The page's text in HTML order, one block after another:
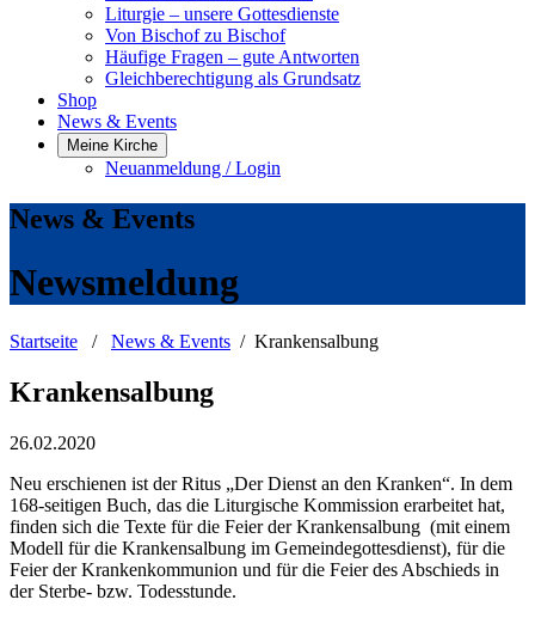
Liturgie – unsere Gottesdienste
Von Bischof zu Bischof
Häufige Fragen – gute Antworten
Gleichberechtigung als Grundsatz
Shop
News & Events
Meine Kirche
Neuanmeldung / Login
News & Events
Newsmeldung
Startseite / News & Events / Krankensalbung
Krankensalbung
26.02.2020
Neu erschienen ist der Ritus „Der Dienst an den Kranken“. In dem
168-seitigen Buch, das die Liturgische Kommission erarbeitet hat,
finden sich die Texte für die Feier der Krankensalbung (mit einem
Modell für die Krankensalbung im Gemeindegottesdienst), für die
Feier der Krankenkommunion und für die Feier des Abschieds in
der Sterbe- bzw. Todesstunde.